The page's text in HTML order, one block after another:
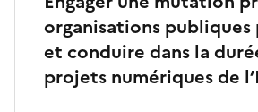
organisations
et conduire dans la
projets numériques de